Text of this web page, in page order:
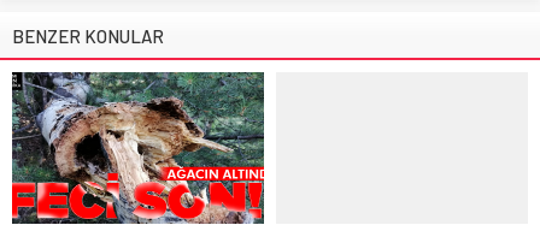
BENZER KONULAR